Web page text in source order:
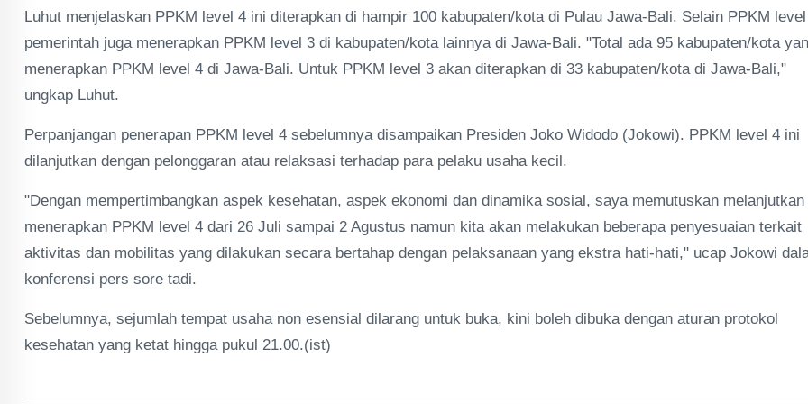
Luhut menjelaskan PPKM level 4 ini diterapkan di hampir 100 kabupaten/kota di Pulau Jawa-Bali. Selain PPKM
pemerintah juga menerapkan PPKM level 3 di kabupaten/kota lainnya di Jawa-Bali. "Total ada 95 kabupaten/kota
menerapkan PPKM level 4 di Jawa-Bali. Untuk PPKM level 3 akan diterapkan di 33 kabupaten/kota di Jawa-Bali,"
ungkap Luhut.
Perpanjangan penerapan PPKM level 4 sebelumnya disampaikan Presiden Joko Widodo (Jokowi). PPKM level 4 ini
dilanjutkan dengan pelonggaran atau relaksasi terhadap para pelaku usaha kecil.
"Dengan mempertimbangkan aspek kesehatan, aspek ekonomi dan dinamika sosial, saya memutuskan melanjutkan
menerapkan PPKM level 4 dari 26 Juli sampai 2 Agustus namun kita akan melakukan beberapa penyesuaian terkait
aktivitas dan mobilitas yang dilakukan secara bertahap dengan pelaksanaan yang ekstra hati-hati," ucap Jokowi
konferensi pers sore tadi.
Sebelumnya, sejumlah tempat usaha non esensial dilarang untuk buka, kini boleh dibuka dengan aturan protokol
kesehatan yang ketat hingga pukul 21.00.(ist)